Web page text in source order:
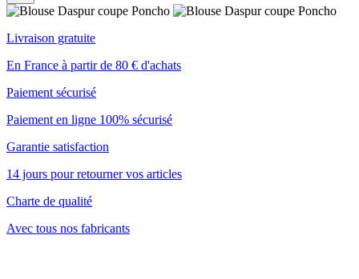
Livraison gratuite
En France à partir de 80 € d'achats
Paiement sécurisé
Paiement en ligne 100% sécurisé
Garantie satisfaction
14 jours pour retourner vos articles
Charte de qualité
Avec tous nos fabricants